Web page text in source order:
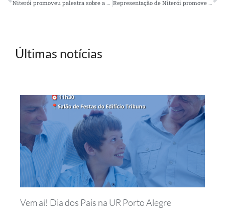
Niterói promoveu palestra sobre a dor da Raiva Representação de Niterói promove a festa ‘Uma tarde no Havaí’
Últimas notícias
Vem aí! Dia dos Pais na UR Porto Alegre